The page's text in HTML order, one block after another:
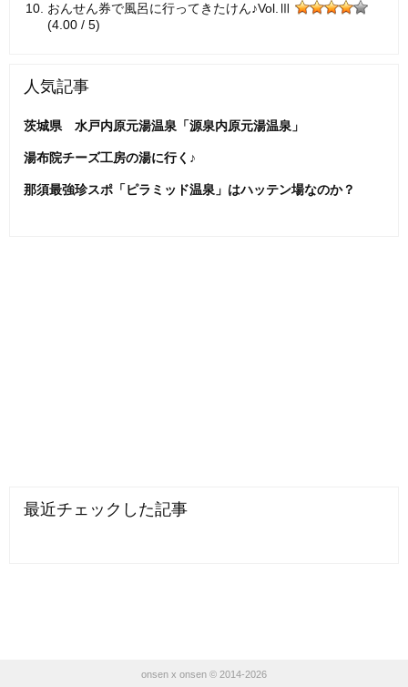
おんせん券で風呂に行ってきたけん♪Vol.Ⅲ
(4.00 / 5)
人気記事
茨城県 水戸内原元湯温泉「源泉内原元湯温泉」
湯布院チーズ工房の湯に行く♪
那須最強珍スポ「ピラミッド温泉」はハッテン場なのか？
最近チェックした記事
onsen x onsen © 2014-2026